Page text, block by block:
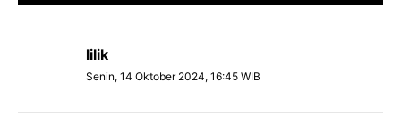
lilik
Senin, 14 Oktober 2024, 16:45 WIB